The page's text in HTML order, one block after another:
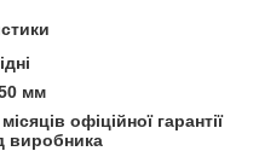
мм
офіційної гарантії
виробника